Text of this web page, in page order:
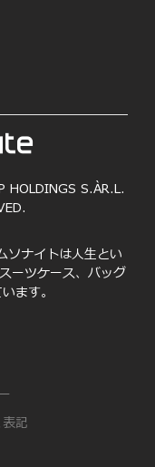
S.ÀR.L.
ソナイトは人生とい
ーツケース、バッグ
ます。
記